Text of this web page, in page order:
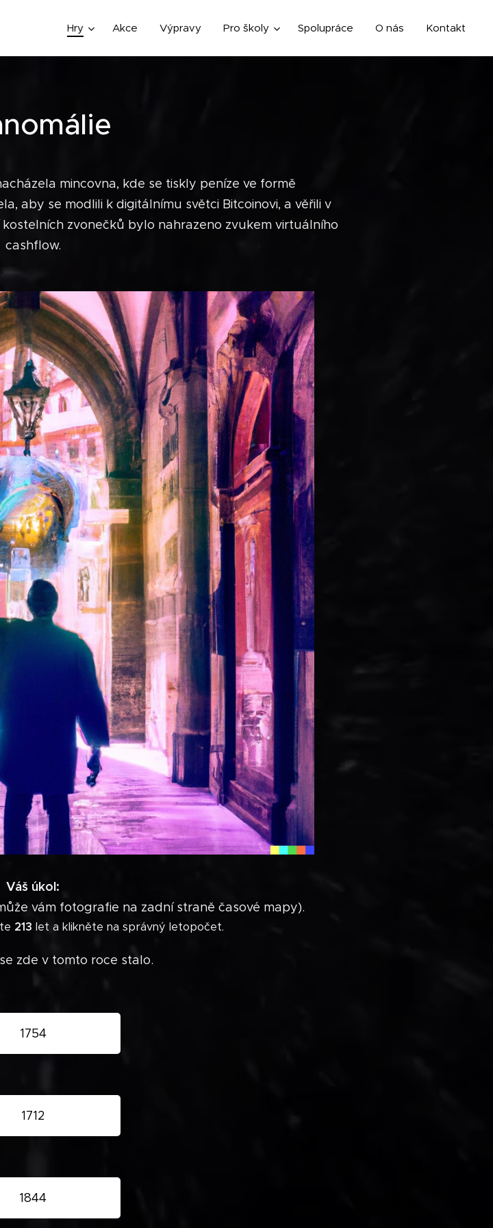
Hry Akce Výpravy Pro školy Spolupráce O nás Kontakt
mincovna, kde se tiskly peníze ve formě
aby se modlili k digitálnímu světci Bitcoinovi, a věřili v
zvonečků bylo nahrazeno zvukem virtuálního
cashflow.
Váš úkol:
vám fotografie na zadní straně časové mapy).
213 let a klikněte na správný letopočet.
zde v tomto roce stalo.
1754
1712
1844